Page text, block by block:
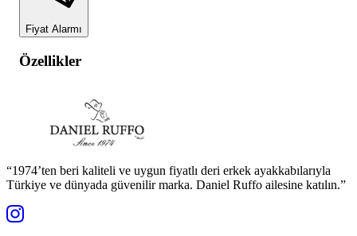
Fiyat Alarmı
Özellikler
“1974’ten beri kaliteli ve uygun fiyatlı deri erkek ayakkabılarıyla
Türkiye ve dünyada güvenilir marka. Daniel Ruffo ailesine katılın.”